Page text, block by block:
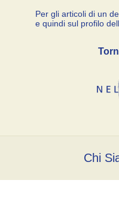
Per gli articoli di un
e quindi sul profilo
Chi